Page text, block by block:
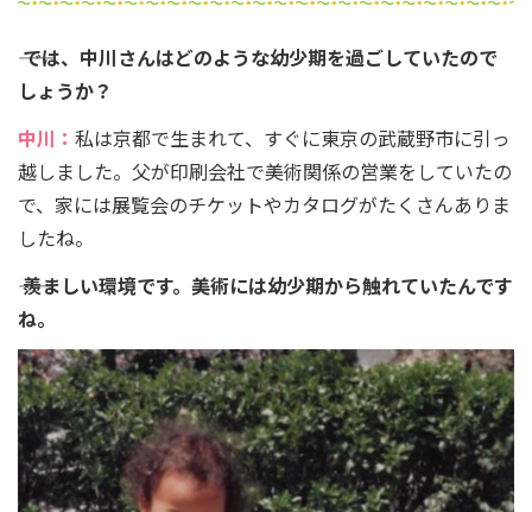
―― では、中川さんはどのような幼少期を過ごしていたので
しょうか？
中川： 私は京都で生まれて、すぐに東京の武蔵野市に引っ
越しました。父が印刷会社で美術関係の営業をしていたの
で、家には展覧会のチケットやカタログがたくさんありま
したね。
―― 羨ましい環境です。美術には幼少期から触れていたんです
ね。